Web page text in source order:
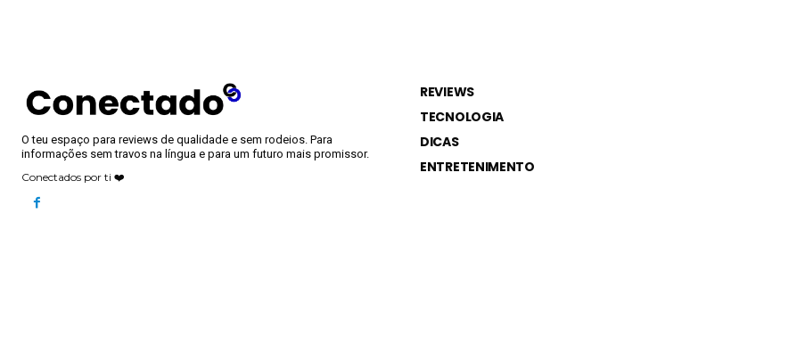
O teu espaço para reviews de qualidade e sem rodeios. Para
informações sem travos na língua e para um futuro mais promissor.
Conectados por ti ❤️
REVIEWS
TECNOLOGIA
DICAS
ENTRETENIMENTO